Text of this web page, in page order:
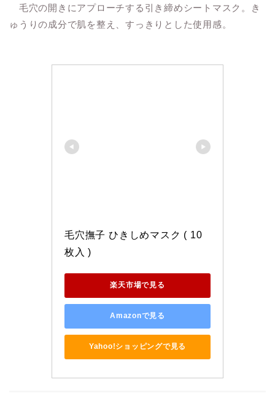
毛穴の開きにアプローチする引き締めシートマスク。き
ゅうりの成分で肌を整え、すっきりとした使用感。
毛穴撫子 ひきしめマスク ( 10
枚入 )
楽天市場で見る
Amazonで見る
Yahoo!ショッピングで見る